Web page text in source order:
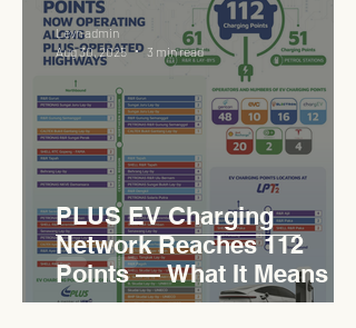
PLUS EV Charging
Network Reaches 112
Points — What It Means for
EVCC™ Pedas RSA on the
Levn admin
Aug 30, 2025
3 min read